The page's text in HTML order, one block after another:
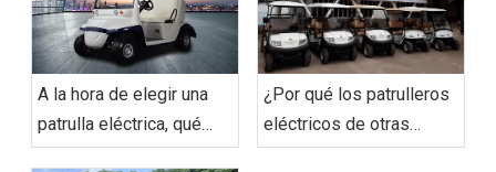
A la hora de elegir una
patrulla eléctrica, qué
aspectos se deben tener
¿Por qué los patrulleros
eléctricos de otras
personas son más